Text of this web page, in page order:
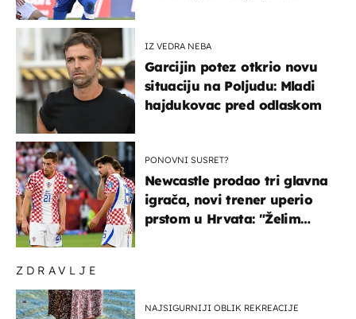
ZDRAVLJE
NAJSIGURNIJI OBLIK REKREACIJE
IZ VEDRA NEBA
Garcijin potez otkrio novu
situaciju na Poljudu: Mladi
hajdukovac pred odlaskom
PONOVNI SUSRET?
Newcastle prodao tri glavna
igrača, novi trener uperio
prstom u Hrvata: "Želim